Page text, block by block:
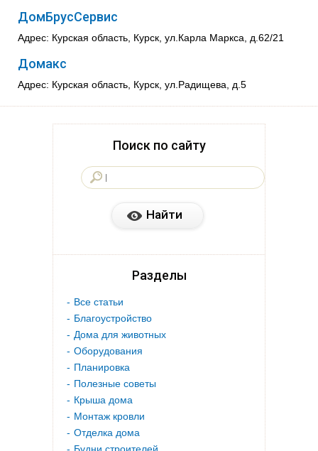
ДомБрусСервис
Адрес: Курская область, Курск, ул.Карла Маркса, д.62/21
Домакс
Адрес: Курская область, Курск, ул.Радищева, д.5
Поиск по сайту
Разделы
Все статьи
Благоустройство
Дома для животных
Оборудования
Планировка
Полезные советы
Крыша дома
Монтаж кровли
Отделка дома